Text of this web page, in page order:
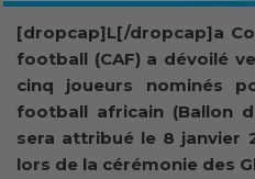
[dropcap]L[/dropcap]a
football (CAF) a dévoilé
cinq joueurs nominés
football africain (Ballon
sera attribué le 8 janvier
lors de la cérémonie des